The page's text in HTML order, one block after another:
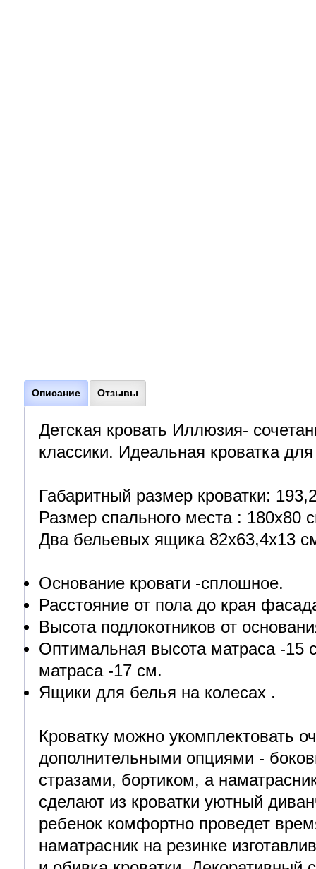
Описание Отзывы
Детская кровать Иллюзия-
классики. Идеальная кроватка
Габаритный размер кроватки:
Размер спального места : 180х80
Два бельевых ящика 82х63,4х13
Основание кровати -сплошное.
Расстояние от пола до края
Высота подлокотников от
Оптимальная высота матраса -15
матраса -17 см.
Ящики для белья на колесах .
Кроватку можно укомплектовать
дополнительными опциями -
стразами, бортиком, а
сделают из кроватки уютный
ребенок комфортно проведет
наматрасник на резинке